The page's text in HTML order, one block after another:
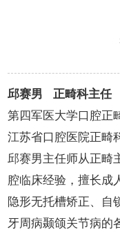
邱赛男 正畸科主任
第四军医大学口腔正
江苏省口腔医院正畸
邱赛男主任师从正畸
腔临床经验，擅长成
隐形无托槽矫正、自
牙周病颞颌关节病的